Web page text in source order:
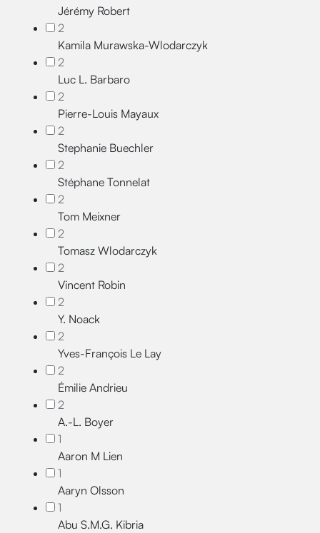
Jérémy Robert
2
Kamila Murawska-Wlodarczyk
2
Luc L. Barbaro
2
Pierre-Louis Mayaux
2
Stephanie Buechler
2
Stéphane Tonnelat
2
Tom Meixner
2
Tomasz Wlodarczyk
2
Vincent Robin
2
Y. Noack
2
Yves-François Le Lay
2
Émilie Andrieu
2
A.-L. Boyer
1
Aaron M Lien
1
Aaryn Olsson
1
Abu S.M.G. Kibria